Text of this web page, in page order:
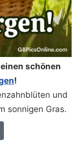
schönen
!
und
sonnigen Gras.